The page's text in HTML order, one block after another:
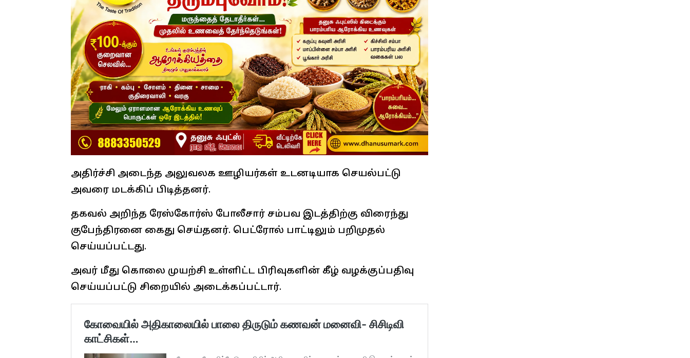
அதிர்ச்சி அடைந்த அலுவலக ஊழியர்கள் உடனடியாக செயல்பட்டு
அவரை மடக்கிப் பிடித்தனர்.
தகவல் அறிந்த ரேஸ்கோர்ஸ் போலீசார் சம்பவ இடத்திற்கு விரைந்து
குபேந்திரனை கைது செய்தனர். பெட்ரோல் பாட்டிலும் பறிமுதல்
செய்யப்பட்டது.
அவர் மீது கொலை முயற்சி உள்ளிட்ட பிரிவுகளின் கீழ் வழக்குப்பதிவு
செய்யப்பட்டு சிறையில் அடைக்கப்பட்டார்.